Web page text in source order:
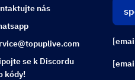
nás
se k Discordu
kódy!